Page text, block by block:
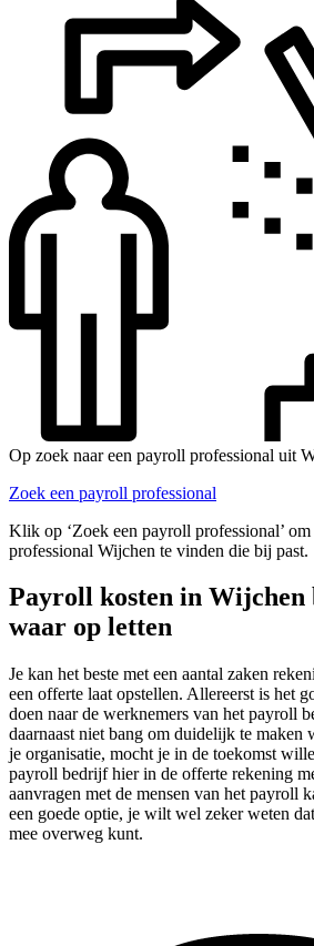
Op zoek naar een payroll professional uit
Zoek een payroll professional
Klik op ‘Zoek een payroll professional’ om
professional Wijchen te vinden die bij past.
Payroll kosten in Wijchen
waar op letten
Je kan het beste met een aantal zaken
een offerte laat opstellen. Allereerst is het
doen naar de werknemers van het payroll
daarnaast niet bang om duidelijk te maken
je organisatie, mocht je in de toekomst
payroll bedrijf hier in de offerte rekening
aanvragen met de mensen van het payroll
een goede optie, je wilt wel zeker weten
mee overweg kunt.